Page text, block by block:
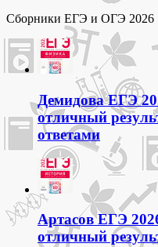
Сборники ЕГЭ и ОГЭ 2026
Демидова ЕГЭ
отличный
ответами
Артасов ЕГЭ
отличный